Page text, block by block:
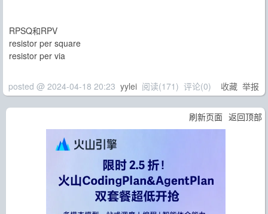
RPSQ和RPV
resistor per square
resistor per via
posted @ 2024-04-18 20:23 yylei 阅读(171 ) 评论(0) 收藏 举报
刷新页面 返回顶部